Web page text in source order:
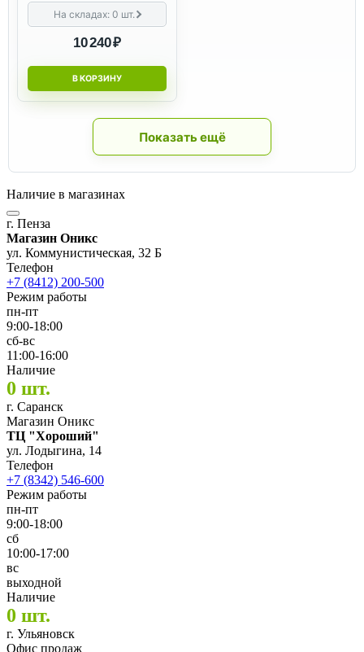
На складах:0 шт.
10 240 ₽
В КОРЗИНУ
Показать ещё
Наличие в магазинах
г. Пенза
Магазин Оникс
ул. Коммунистическая, 32 Б
Телефон
+7 (8412) 200-500
Режим работы
пн-пт
9:00-18:00
сб-вс
11:00-16:00
Наличие
0 шт.
г. Саранск
Магазин Оникс
ТЦ "Хороший"
ул. Лодыгина, 14
Телефон
+7 (8342) 546-600
Режим работы
пн-пт
9:00-18:00
сб
10:00-17:00
вс
выходной
Наличие
0 шт.
г. Ульяновск
Офис продаж